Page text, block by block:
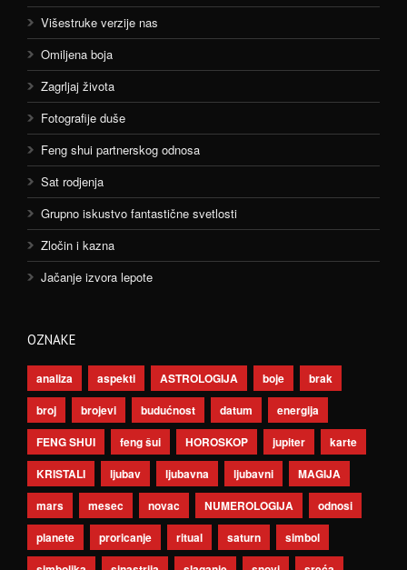
Višestruke verzije nas
Omiljena boja
Zagrljaj života
Fotografije duše
Feng shui partnerskog odnosa
Sat rodjenja
Grupno iskustvo fantastične svetlosti
Zločin i kazna
Jačanje izvora lepote
OZNAKE
analiza aspekti ASTROLOGIJA boje
brak
broj
brojevi budućnost datum
energija
FENG SHUI
feng šui HOROSKOP jupiter
karte
KRISTALI
ljubav ljubavna ljubavni
MAGIJA
mars
mesec novac NUMEROLOGIJA
odnosi
planete
proricanje ritual saturn
simbol